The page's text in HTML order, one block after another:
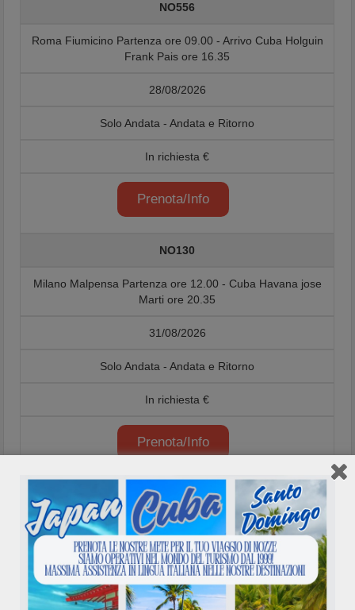
NO556
Roma Fiumicino Partenza ore 09.00 - Arrivo Cuba Holguin
Frank Pais ore 16.35
28/08/2026
Solo Andata - Andata e Ritorno
In richiesta €
Prenota/Info
NO130
Milano Malpensa Partenza ore 12.00 - Cuba Havana jose
Marti ore 20.35
31/08/2026
Solo Andata - Andata e Ritorno
In richiesta €
Prenota/Info
NO131
Cuba Havana Jose Marti Partenza ore 22.35 - Arrivo
Milano Malpensa ore 17.10
31/08/2026